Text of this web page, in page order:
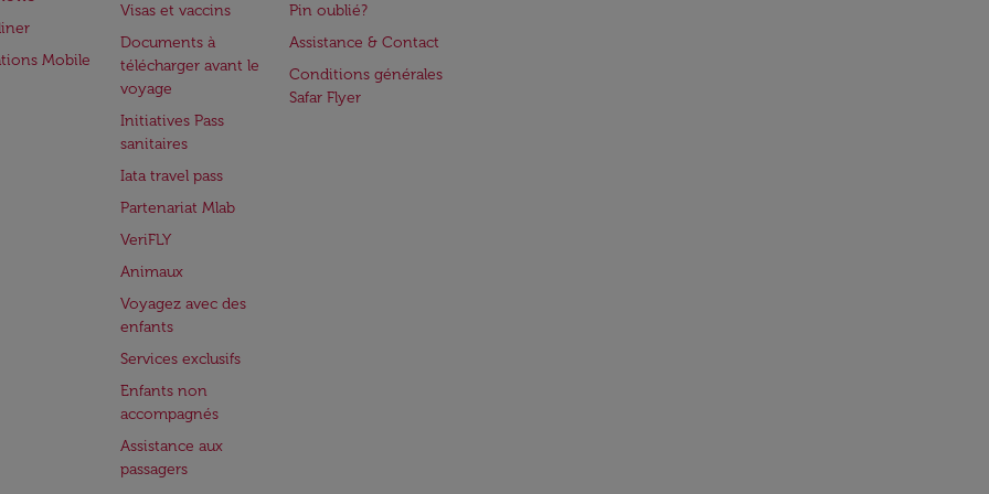
Mobile
Visas et vaccins
Documents à
télécharger avant le
voyage
Initiatives Pass
sanitaires
Iata travel pass
Partenariat Mlab
VeriFLY
Animaux
Voyagez avec des
enfants
Services exclusifs
Enfants non
accompagnés
Assistance aux
passagers
Pin oublié?
Assistance & Contact
Conditions générales
Safar Flyer